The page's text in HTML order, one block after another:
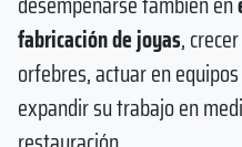
fabricación de joyas,
orfebres, actuar en
expandir su trabajo en